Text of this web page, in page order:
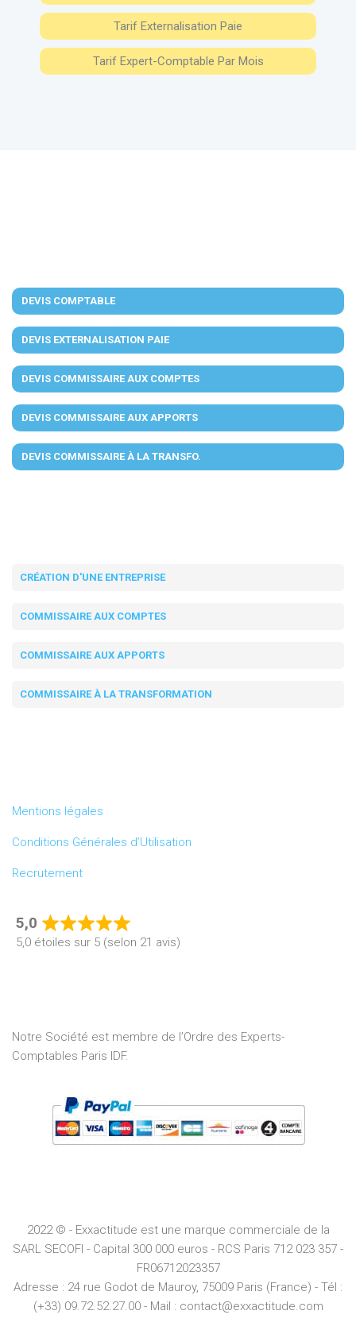
Tarif Externalisation Paie
Tarif Expert-Comptable Par Mois
DEVIS COMPTABLE
DEVIS EXTERNALISATION PAIE
DEVIS COMMISSAIRE AUX COMPTES
DEVIS COMMISSAIRE AUX APPORTS
DEVIS COMMISSAIRE À LA TRANSFO.
CRÉATION D'UNE ENTREPRISE
COMMISSAIRE AUX COMPTES
COMMISSAIRE AUX APPORTS
COMMISSAIRE À LA TRANSFORMATION
Mentions légales
Conditions Générales d’Utilisation
Recrutement
5,0
Rated
5,0
5,0 étoiles sur 5 (selon 21 avis)
Notre Société est membre de l’Ordre des Experts-
Comptables Paris IDF.
2022 © - Exxactitude est une marque commerciale de la
SARL SECOFI - Capital 300 000 euros - RCS Paris 712 023 357 -
FR06712023357
Adresse : 24 rue Godot de Mauroy, 75009 Paris (France) - Tél :
(+33) 09.72.52.27.00 - Mail : contact@exxactitude.com